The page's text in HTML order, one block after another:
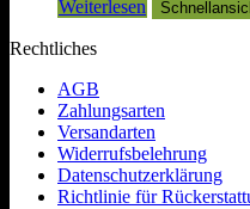
Weiterlesen
Rechtliches
AGB
Zahlungsarten
Versandarten
Widerrufsbelehrung
Datenschutzerklärung
Richtlinie für